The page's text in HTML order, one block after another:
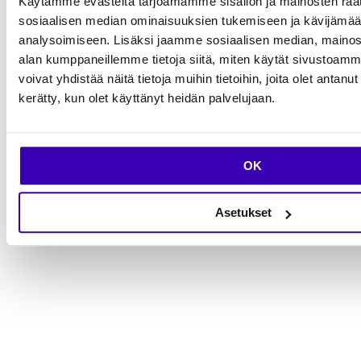
sosiaalisen median ominaisuuksien tukemiseen ja
analysoimiseen. Lisäksi jaamme sosiaalisen median,
alan kumppaneillemme tietoja siitä, miten käytät
voivat yhdistää näitä tietoja muihin tietoihin, joita olet
kerätty, kun olet käyttänyt heidän palvelujaan.
OK
Asetukset
Rakennetaan
seuraava askel
yhdessä.